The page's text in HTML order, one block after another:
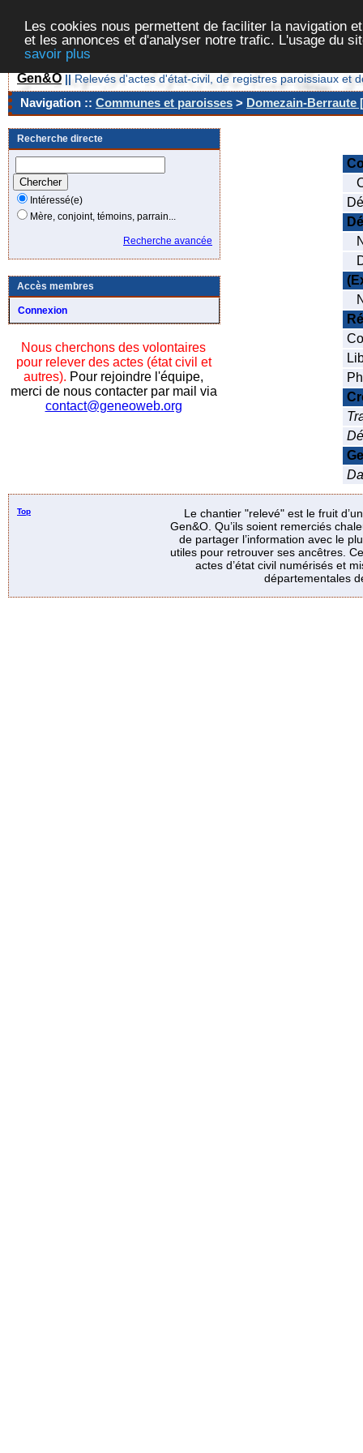
Les cookies nous permettent de faciliter la navigation
et les annonces et d'analyser notre trafic. L'usage du
savoir plus
Gen&O || Relevés d'actes d'état-civil, de registres paroissiaux et
Navigation :: Communes et paroisses > Domezain-Berraute
Recherche directe
Intéressé(e)
Mère, conjoint, témoins, parrain...
Recherche avancée
Accès membres
Connexion
Nous cherchons des volontaires
pour relever des actes (état civil et
autres). Pour rejoindre l'équipe,
merci de nous contacter par mail via
contact@geneoweb.org
Top
Le chantier "relevé" est le fruit
Gen&O. Qu’ils soient remerciés
de partager l’information avec le
utiles pour retrouver ses ancêtres.
actes d’état civil numérisés et
départementales